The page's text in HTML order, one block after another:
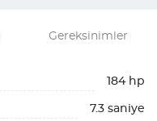
Gereksinimler
184 hp
7.3 saniye